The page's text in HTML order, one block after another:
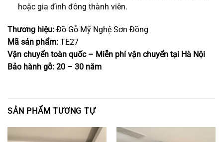
hoặc gia đình đông thành viên.
Thương hiệu: Đồ Gỗ Mỹ Nghệ Sơn Đồng
Mã sản phẩm: TE27
Vận chuyển toàn quốc – Miễn phí vận chuyển tại Hà Nội
Bảo hành gỗ: 20 – 30 năm
SẢN PHẨM TƯƠNG TỰ